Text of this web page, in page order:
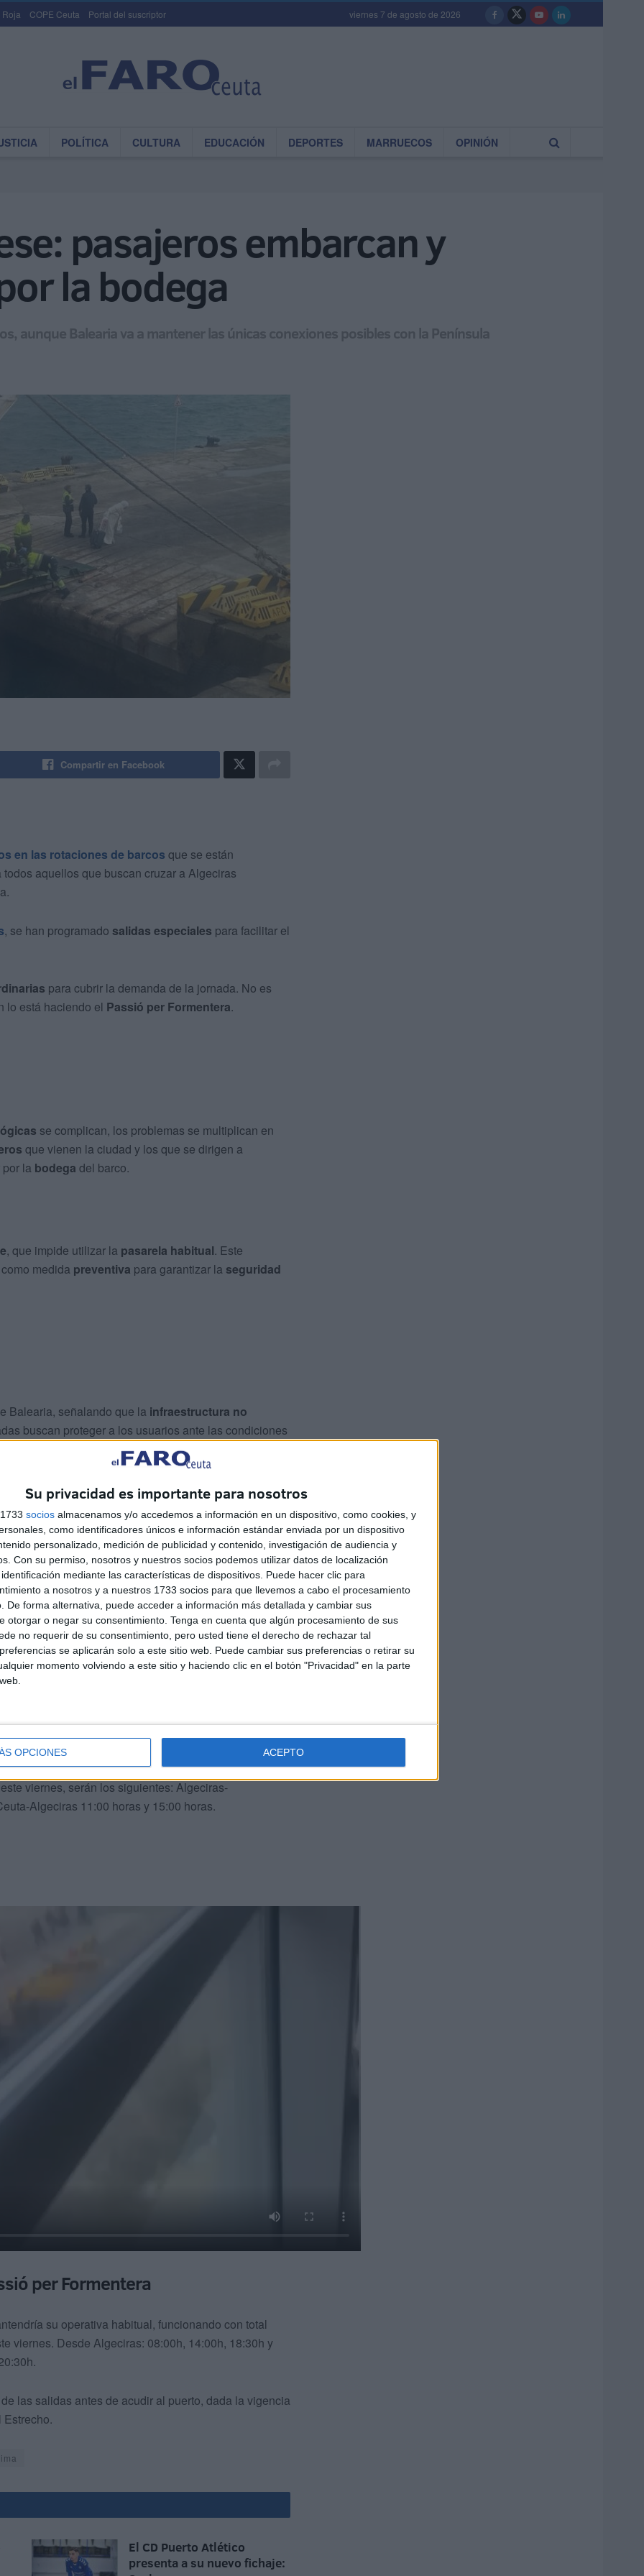
Su privacidad es importante para nosotros
socios almacenamos y/o accedemos a información en un dispositivo, como cookies, y
como identificadores únicos e información estándar enviada por un dispositivo
personalizado, medición de publicidad y contenido, investigación de audiencia y
Con su permiso, nosotros y nuestros socios podemos utilizar datos de localización
mediante las características de dispositivos. Puede hacer clic para
a nosotros y a nuestros 1733 socios para que llevemos a cabo el procesamiento
De forma alternativa, puede acceder a información más detallada y cambiar sus
otorgar o negar su consentimiento. Tenga en cuenta que algún procesamiento de sus
no requerir de su consentimiento, pero usted tiene el derecho de rechazar tal
se aplicarán solo a este sitio web. Puede cambiar sus preferencias o retirar su
momento volviendo a este sitio y haciendo clic en el botón "Privacidad" en la parte
OPCIONES ACEPTO
Roja COPE Ceuta Portal del suscriptor viernes 7 de agosto de 2026
POLÍTICA CULTURA EDUCACIÓN DEPORTES MARRUECOS OPINIÓN
pasajeros embarcan y
la bodega
aunque Balearia va a mantener las únicas conexiones posibles con la Península
Compartir en Facebook
en las rotaciones de barcos que se están
aquellos que buscan cruzar a Algeciras
, se han programado salidas especiales para facilitar el
para cubrir la demanda de la jornada. No es
lo está haciendo el Passió per Formentera.
se complican, los problemas se multiplican en
que vienen la ciudad y los que se dirigen a
la bodega del barco.
, que impide utilizar la pasarela habitual. Este
medida preventiva para garantizar la seguridad
Balearia, señalando que la infraestructura no
buscan proteger a los usuarios ante las condiciones
importante debido a estas vicisitudes. Retraso que
la UME que ha estado en nuestra ciudad realizando
y afecta a las distintas travesías. Los tiempos
del temporal
salidas especiales para facilitar el tránsito de
extraordinarias para cubrir la demanda de la
viernes, serán los siguientes: Algeciras-
Algeciras 11:00 horas y 15:00 horas.
per Formentera
su operativa habitual, funcionando con total
viernes. Desde Algeciras: 08:00h, 14:00h, 18:30h y
las salidas antes de acudir al puerto, dada la vigencia
El CD Puerto Atlético
presenta a su nuevo fichaje: